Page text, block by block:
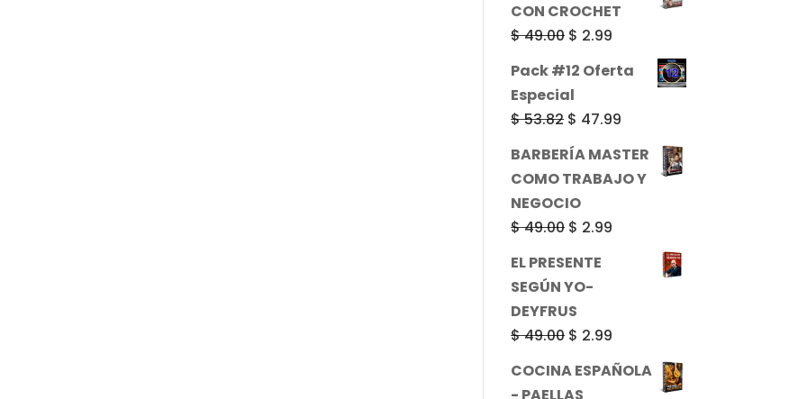
era:
$ 49.00.
CON CROCHET
$49.00 El
precio
era:
$ 49.00.
$ 2.99
precio
actual
Pack #12 Oferta
Especial
$53.82 El
precio
$ 53.82.
$ 47.99
precio
actual
BARBERÍA MASTER
COMO TRABAJO Y
NEGOCIO
$49.00 El
$ 49.00.
$ 2.99
EL PRESENTE
SEGÚN YO-
DEYFRUS
$49.00 El
precio
$ 2.99
precio
COCINA ESPAÑOLA